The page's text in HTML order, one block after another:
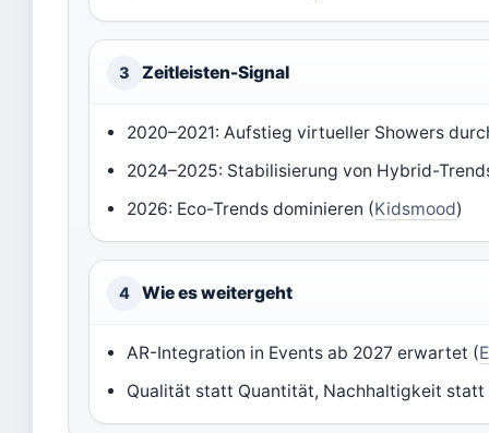
3 Zeitleisten-Signal
2020–2021: Aufstieg virtueller Showers
2024–2025: Stabilisierung von Hybrid-
2026: Eco-Trends dominieren (Kidsmood)
4 Wie es weitergeht
AR-Integration in Events ab 2027 erwartet (
Qualität statt Quantität, Nachhaltigkeit